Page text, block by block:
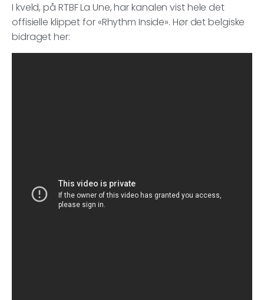
I kveld, på RTBF La Une, har kanalen vist hele det
offisielle klippet for «Rhythm Inside». Hør det belgiske
bidraget her: